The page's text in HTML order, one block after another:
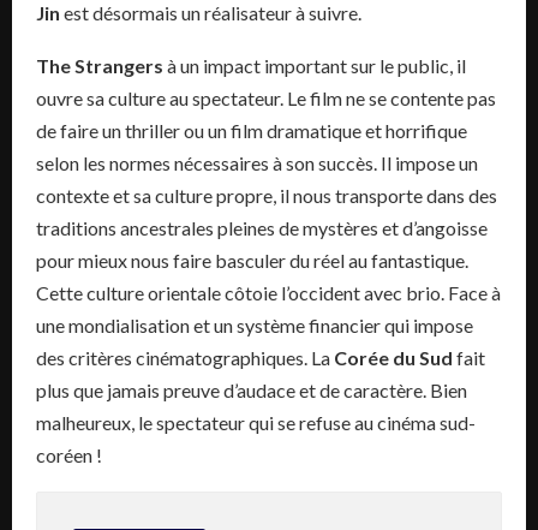
Jin est désormais un réalisateur à suivre.
The Strangers à un impact important sur le public, il
ouvre sa culture au spectateur. Le film ne se contente pas
de faire un thriller ou un film dramatique et horrifique
selon les normes nécessaires à son succès. Il impose un
contexte et sa culture propre, il nous transporte dans des
traditions ancestrales pleines de mystères et d’angoisse
pour mieux nous faire basculer du réel au fantastique.
Cette culture orientale côtoie l’occident avec brio. Face à
une mondialisation et un système financier qui impose
des critères cinématographiques. La Corée du Sud fait
plus que jamais preuve d’audace et de caractère. Bien
malheureux, le spectateur qui se refuse au cinéma sud-
coréen !